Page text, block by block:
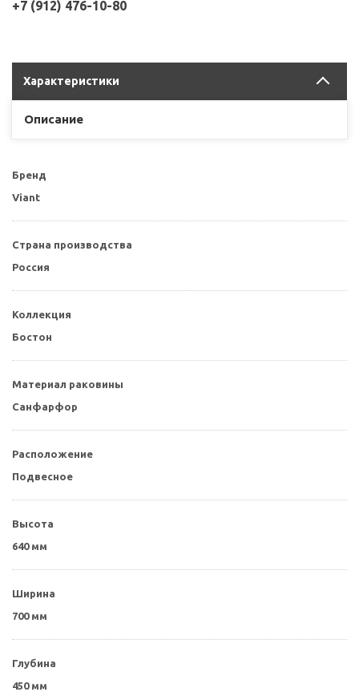
+7 (912) 476-10-80
Характеристики
Описание
Бренд
Viant
Страна производства
Россия
Коллекция
Бостон
Материал раковины
Санфарфор
Расположение
Подвесное
Высота
640 мм
Ширина
700 мм
Глубина
450 мм